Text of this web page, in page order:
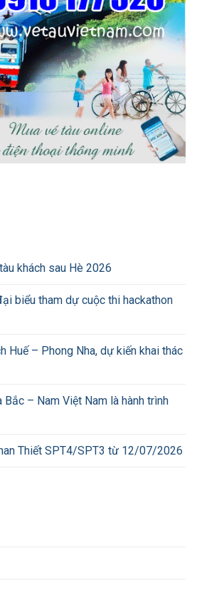
khách sau Hè 2026
biểu tham dự cuộc thi hackathon
Huế – Phong Nha, dự kiến khai thác
– Nam Việt Nam là hành trình
Thiết SPT4/SPT3 từ 12/07/2026